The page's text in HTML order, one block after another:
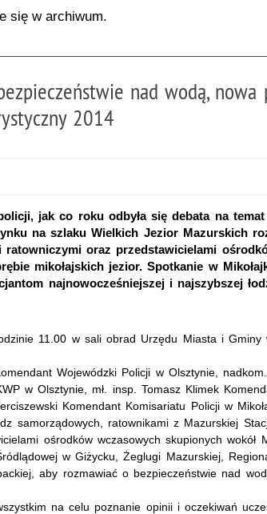
się w archiwum.
nad wodą, nowa
2014
jak co roku odbyła się debata na
na szlaku Wielkich Jezior Mazurskich
ratowniczymi oraz przedstawicielami
mikołajskich jezior. Spotkanie w
najnowocześniejszej i najszybszej
11.00 w sali obrad Urzędu Miasta i Gminy
Wojewódzki Policji w Olsztynie,
w Olsztynie, mł. insp. Tomasz Klimek
Komendant Komisariatu Policji w
samorządowych, ratownikami z Mazurskiej
ośrodków wczasowych skupionych wokół
w Giżycku, Żeglugi Mazurskiej,
aby rozmawiać o bezpieczeństwie nad
na celu poznanie opinii i oczekiwań